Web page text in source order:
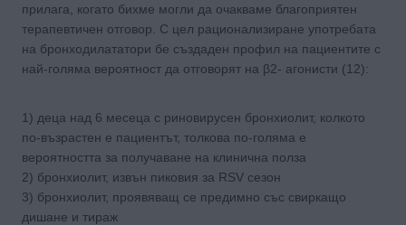
прилага, когато бихме могли да очакваме благоприятен
терапевтичен отговор. С цел рационализиране употребата
на бронходилататори бе създаден профил на пациентите с
най-голяма вероятност да отговорят на β2- агонисти (12):
1) деца над 6 месеца с риновирусен бронхиолит, колкото
по-възрастен е пациентът, толкова по-голяма е
вероятността за получаване на клинична полза
2) бронхиолит, извън пиковия за RSV сезон
3) бронхиолит, проявяващ се предимно със свиркащо
дишане и тираж